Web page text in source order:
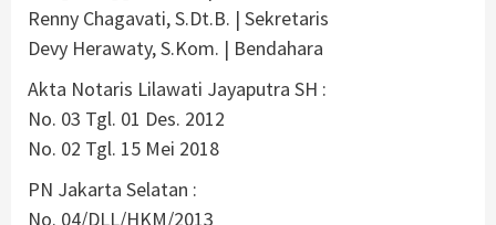
Renny Chagavati, S.Dt.B. | Sekretaris
Devy Herawaty, S.Kom. | Bendahara
Akta Notaris Lilawati Jayaputra SH :
No. 03 Tgl. 01 Des. 2012
No. 02 Tgl. 15 Mei 2018
PN Jakarta Selatan :
No. 04/DLL/HKM/2013